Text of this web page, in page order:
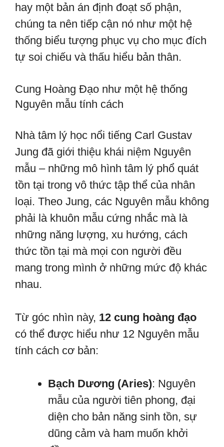
hay một bản án định đoạt số phận,
chúng ta nên tiếp cận nó như một hệ
thống biểu tượng phục vụ cho mục đích
tự soi chiếu và thấu hiểu bản thân.
Cung Hoàng Đạo như một hệ thống
Nguyên mẫu tính cách
Nhà tâm lý học nổi tiếng Carl Gustav
Jung đã giới thiệu khái niệm Nguyên
mẫu – những mô hình tâm lý phổ quát
tồn tại trong vô thức tập thể của nhân
loại. Theo Jung, các Nguyên mẫu không
phải là khuôn mẫu cứng nhắc mà là
những năng lượng, xu hướng, cách
thức tồn tại mà mọi con người đều
mang trong mình ở những mức độ khác
nhau.
Từ góc nhìn này, 12 cung hoàng đạo
có thể được hiểu như 12 Nguyên mẫu
tính cách cơ bản:
Bạch Dương (Aries): Nguyên
mẫu của người tiên phong, đại
diện cho bản năng sinh tồn, sự
dũng cảm và ham muốn khởi